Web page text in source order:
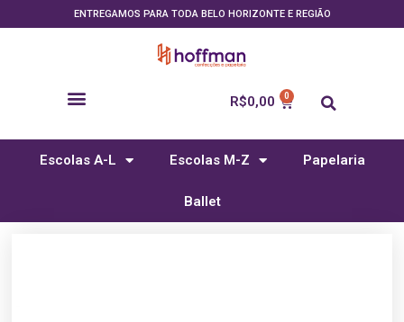
ENTREGAMOS PARA TODA BELO HORIZONTE E REGIÃO
R$0,00
Escolas A-L Escolas M-Z Papelaria
Ballet